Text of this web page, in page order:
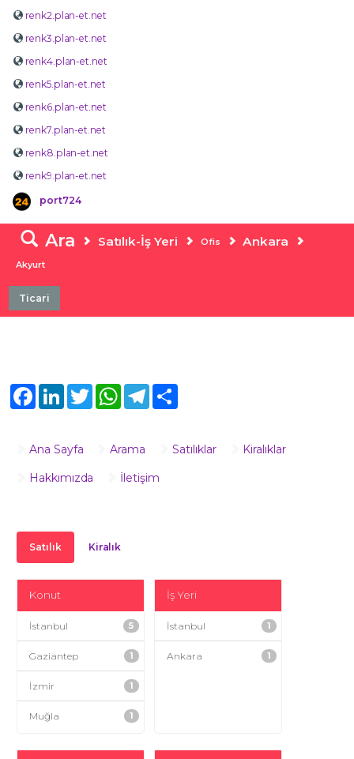
renk2.plan-et.net
renk3.plan-et.net
renk4.plan-et.net
renk5.plan-et.net
renk6.plan-et.net
renk7.plan-et.net
renk8.plan-et.net
renk9.plan-et.net
port724
Ara Satılık-İş Yeri Ofis Ankara
Akyurt
Ticari
Ana Sayfa Arama Satılıklar
Kiralıklar
Hakkımızda
İletişim
Satılık Kiralık
Konut
İstanbul 5
Gaziantep 1
İzmir 1
Muğla 1
İş Yeri
İstanbul 1
Ankara 1
FacebookLinkedInTwitter WhatsAppTelegram